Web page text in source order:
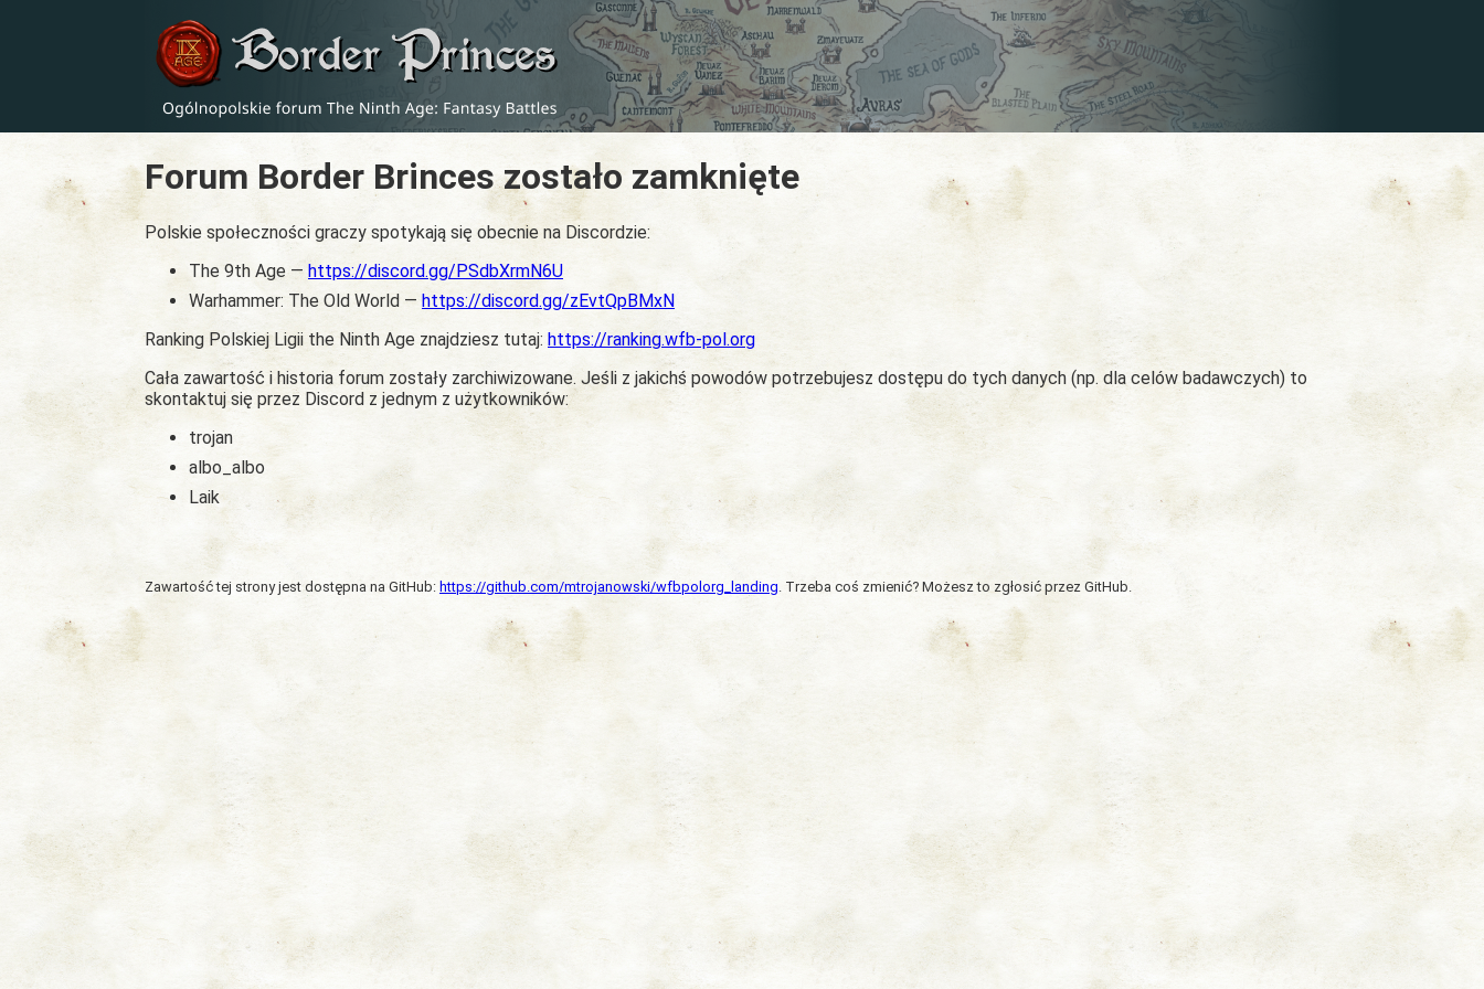
Forum Border Brinces zostało zamknięte
Polskie społeczności graczy spotykają się obecnie na Discordzie:
The 9th Age — https://discord.gg/PSdbXrmN6U
Warhammer: The Old World — https://discord.gg/zEvtQpBMxN
Ranking Polskiej Ligii the Ninth Age znajdziesz tutaj: https://ranking.wfb-pol.org
Cała zawartość i historia forum zostały zarchiwizowane. Jeśli z jakichś powodów potrzebujesz dostępu do tych danych (np. dla celów badawczych) to
skontaktuj się przez Discord z jednym z użytkowników:
trojan
albo_albo
Laik
Zawartość tej strony jest dostępna na GitHub: https://github.com/mtrojanowski/wfbpolorg_landing . Trzeba coś zmienić? Możesz to zgłosić przez GitHub.